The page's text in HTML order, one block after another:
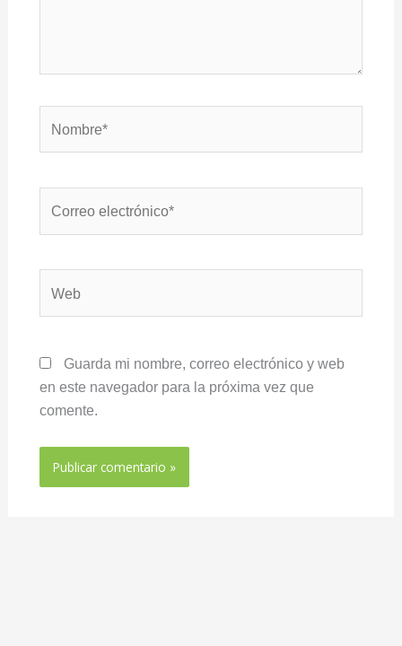
electrónico*
Guarda mi nombre, correo electrónico y web
en este navegador para la próxima vez que
comente.